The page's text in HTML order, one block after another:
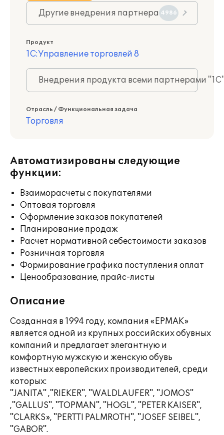
Другие внедрения партнера 4986
Продукт
1С:Управление торговлей 8
Внедрения продукта всеми партнерами
Отрасль / Функциональная задача
Торговля
Автоматизированы следующие
функции:
Взаиморасчеты с покупателями
Оптовая торговля
Оформление заказов покупателей
Планирование продаж
Расчет нормативной себестоимости заказов
Розничная торговля
Формирование графика поступления оплат
Ценообразование, прайс-листы
Описание
Созданная в 1994 году, компания «ЕРМАК»
является одной из крупных российских обувных
компаний и предлагает элегантную и
комфортную мужскую и женскую обувь
известных европейских производителей, среди
которых:
"JANITA" ,"RIEKER", "WALDLAUFER", "JOMOS"
,"GALLUS", "TOPMAN", "HOGL", "PETER KAISER",
"CLARKS», "PERTTI PALMROTH", "JOSEF SEIBEL",
"GABOR".